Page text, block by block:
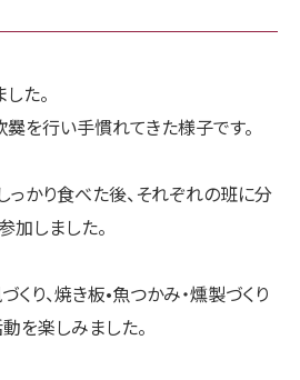
た。
を行い手慣れてきた様子です。
かり食べた後、それぞれの班に分
加しました。
くり、焼き板•魚つかみ・燻製づくり
を楽しみました。